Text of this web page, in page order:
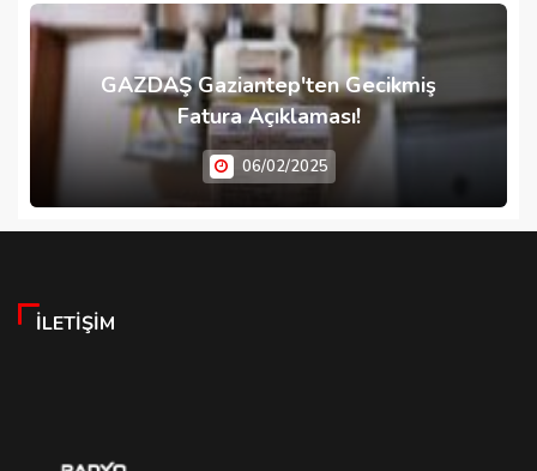
GAZDAŞ Gaziantep'ten Gecikmiş
Fatura Açıklaması!
06/02/2025
İLETIŞIM